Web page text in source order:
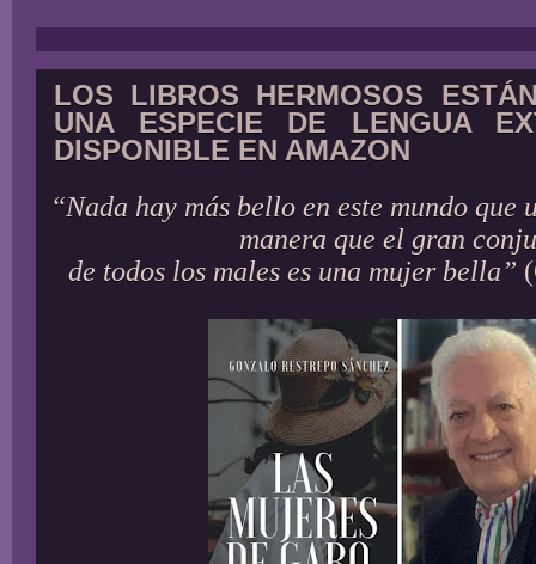
LOS LIBROS HERMOSOS
UNA ESPECIE DE LENGUA
DISPONIBLE EN AMAZON
“Nada hay más bello en este mundo que
manera que el gran
de todos los males es una mujer bella”